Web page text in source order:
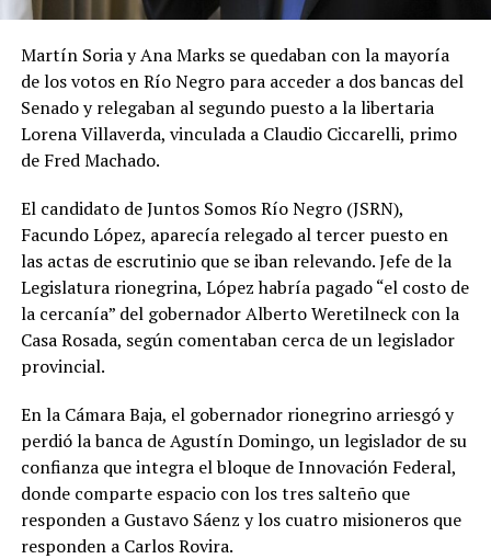
Martín Soria y Ana Marks se quedaban con la mayoría
de los votos en Río Negro para acceder a dos bancas del
Senado y relegaban al segundo puesto a la libertaria
Lorena Villaverda, vinculada a Claudio Ciccarelli, primo
de Fred Machado.
El candidato de Juntos Somos Río Negro (JSRN),
Facundo López, aparecía relegado al tercer puesto en
las actas de escrutinio que se iban relevando. Jefe de la
Legislatura rionegrina, López habría pagado “el costo de
la cercanía” del gobernador Alberto Weretilneck con la
Casa Rosada, según comentaban cerca de un legislador
provincial.
En la Cámara Baja, el gobernador rionegrino arriesgó y
perdió la banca de Agustín Domingo, un legislador de su
confianza que integra el bloque de Innovación Federal,
donde comparte espacio con los tres salteño que
responden a Gustavo Sáenz y los cuatro misioneros que
responden a Carlos Rovira.